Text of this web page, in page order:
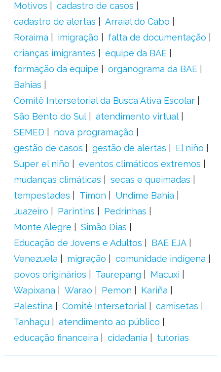
Motivos
cadastro de casos
cadastro de alertas
Arraial do Cabo
Roraima
imigração
falta de documentação
crianças imigrantes
equipe da BAE
formação da equipe
organograma da BAE
Bahias
Comitê Intersetorial da Busca Ativa Escolar
São Bento do Sul
atendimento virtual
SEMED
nova programação
gestão de casos
gestão de alertas
El niño
Super el niño
eventos climáticos extremos
mudanças climáticas
secas e queimadas
tempestades
Timon
Undime Bahia
Juazeiro
Parintins
Pedrinhas
Monte Alegre
Simão Dias
Educação de Jovens e Adultos
BAE EJA
Venezuela
migração
comunidade indígena
povos originários
Taurepang
Macuxi
Wapixana
Warao Pemon
Kariña
Palestina
Comitê Intersetorial
camisetas
Tanhaçu
atendimento ao público
educação financeira
cidadania tutorias